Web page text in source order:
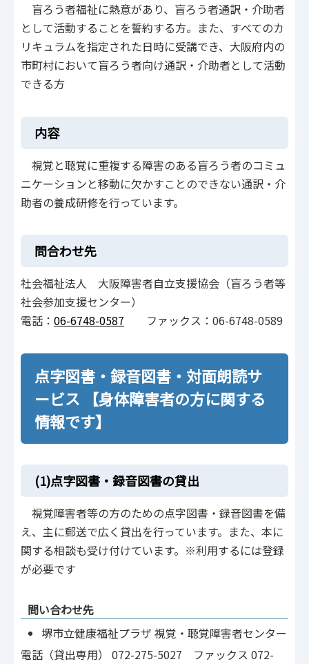
盲ろう者福祉に熱意があり、盲ろう者通訳・介助者
として活動することを誓約する方。また、すべてのカ
リキュラムを指定された日時に受講でき、大阪府内の
市町村において盲ろう者向け通訳・介助者として活動
できる方
内容
視覚と聴覚に重複する障害のある盲ろう者のコミュ
ニケーションと移動に欠かすことのできない通訳・介
助者の養成研修を行っています。
問合わせ先
社会福祉法人 大阪障害者自立支援協会（盲ろう者等
社会参加支援センター）
電話： 06-6748-0587 ファックス：06-6748-0589
点字図書・録音図書・対面朗読サ
ービス 【身体障害者の方に関する
情報です】
(1)点字図書・録音図書の貸出
視覚障害者等の方のための点字図書・録音図書を備
え、主に郵送で広く貸出を行っています。また、本に
関する相談も受け付けています。※利用するには登録
が必要です
問い合わせ先
堺市立健康福祉プラザ 視覚・聴覚障害者センター
電話（貸出専用） 072-275-5027 ファックス 072-